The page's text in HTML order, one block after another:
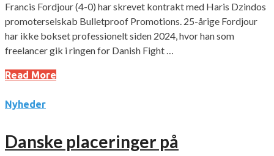
Francis Fordjour (4-0) har skrevet kontrakt med Haris Dzindos
promoterselskab Bulletproof Promotions. 25-årige Fordjour
har ikke bokset professionelt siden 2024, hvor han som
freelancer gik i ringen for Danish Fight …
Read More
Nyheder
Danske placeringer på